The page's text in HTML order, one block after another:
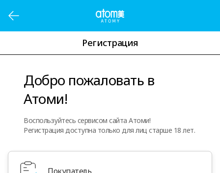
Регистрация
Добро пожаловать в
Атоми!
Воспользуйтесь сервисом сайта Атоми!
Регистрация доступна только для лиц старше 18 лет.